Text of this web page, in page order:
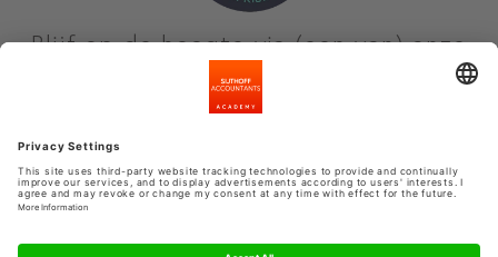
Blijf op de hoogte via (een van) onze
nieuwsbrieven
Privacyinstellingen